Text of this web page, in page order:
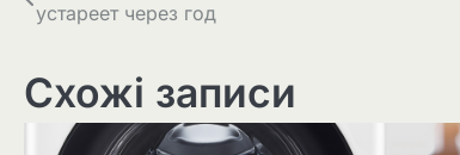
записів
устареет через год
Схожі записи